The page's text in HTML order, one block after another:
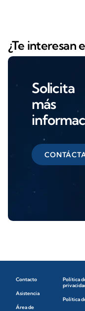
¿Te interesan
Solicita
más
Contacto
Asistencia
Área de
Política
Política